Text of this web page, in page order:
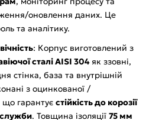
оновлення даних. Це
та аналітику.
: Корпус виготовлений з
сталі AISI 304як ззовні,
стінка, база та внутрішній
з оцинкованої /
що гарантує стійкість до корозії
служби. Товщина ізоляції 75 мм